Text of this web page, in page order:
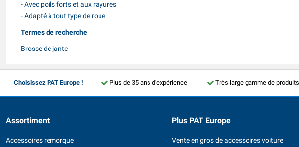
- Avec poils forts et aux rayures
- Adapté à tout type de roue
Termes de recherche
Brosse de jante
Choisissez PAT Europe ! Plus de 35 ans d'expérience Très large gamme de produits
Assortiment
Accessoires remorque
Plus PAT Europe
Vente en gros de accessoires voiture